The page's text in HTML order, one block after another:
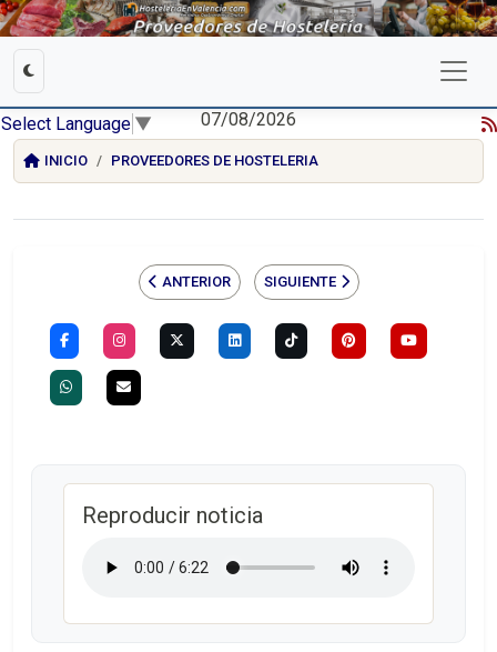
Select Language ▼ 07/08/2026
INICIO PROVEEDORES DE HOSTELERIA
ANTERIOR SIGUIENTE
Reproducir noticia